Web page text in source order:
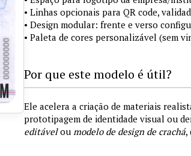
• Linhas opcionais para QR code,
• Design modular: frente e verso
• Paleta de cores personalizável (sem
Por que este modelo é útil?
Ele acelera a criação de materiais
prototipagem de identidade visual ou
editávelou modelo de design de crachá,